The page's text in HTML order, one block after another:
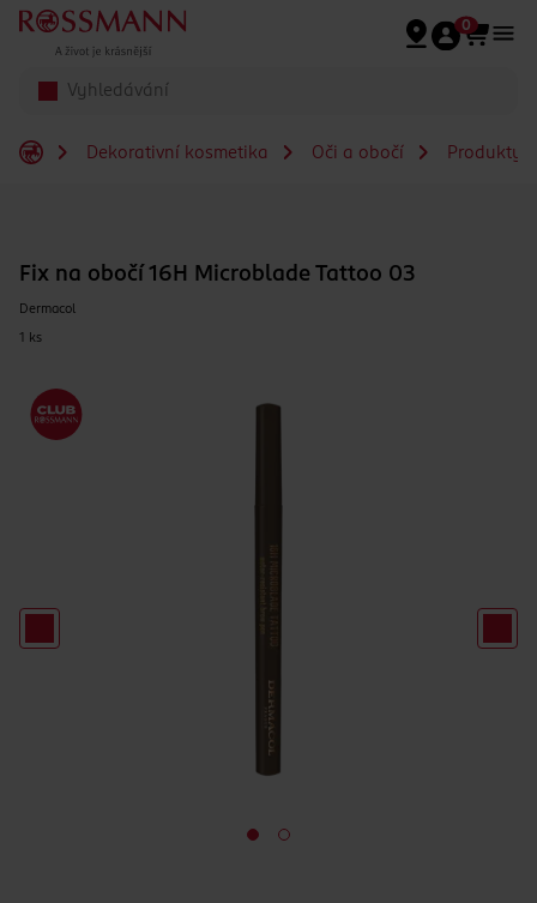
Přeskočit na hlavmní obsah
0
Dekorativní kosmetika Oči a obočí Produkty
Fix na obočí 16H Microblade Tattoo 03
Dermacol
1 ks